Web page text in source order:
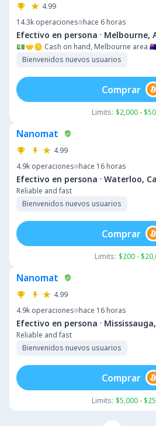
4.99
14.3k operaciones hace 6 horas
Efectivo en persona · Melbourne,
💵🤝🪙 Cash on hand, Melbourne area
Bienvenidos nuevos usuarios
Limits: $2,000 -
Comprar
Nanomat
4.99
4.9k operaciones hace 16 horas
Efectivo en persona · Waterloo,
Reliable and fast
Bienvenidos nuevos usuarios
Limits: $200 -
Comprar
Nanomat
4.99
4.9k operaciones hace 16 horas
Efectivo en persona ·
Reliable and fast
Bienvenidos nuevos usuarios
Limits: $5,000 -
Comprar